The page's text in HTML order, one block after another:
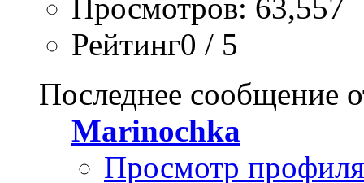
Просмотров: 63,557
Рейтинг0 / 5
Последнее сообщение
Marinochka
Просмотр профиля